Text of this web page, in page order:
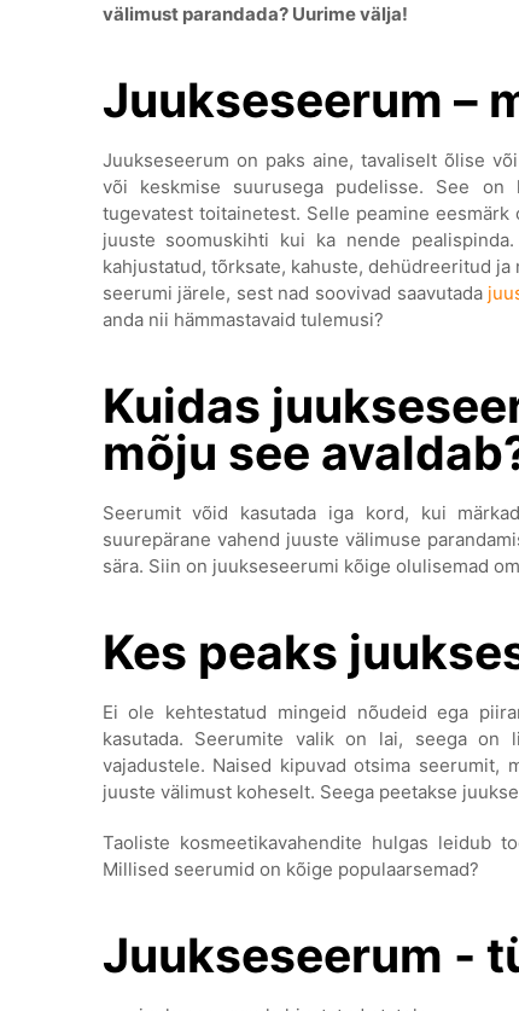
välimust parandada? Uurime välja!
Juukseseerum –
Juukseseerum on paks aine, tavaliselt õlise
või keskmise suurusega pudelisse. See on
tugevatest toitainetest. Selle peamine
juuste soomuskihti kui ka nende
kahjustatud, tõrksate, kahuste, dehüdreeritud
seerumi järele, sest nad soovivad saavutada
anda nii hämmastavaid tulemusi?
Kuidas
mõju see
Seerumit võid kasutada iga kord, kui
suurepärane vahend juuste välimuse
sära. Siin on juukseseerumi kõige olulisemad
Kes peaks
Ei ole kehtestatud mingeid nõudeid ega
kasutada. Seerumite valik on lai, seega on
vajadustele. Naised kipuvad otsima seerumit,
juuste välimust koheselt. Seega peetakse
Taoliste kosmeetikavahendite hulgas leidub
Millised seerumid on kõige populaarsemad?
Juukseseerum -